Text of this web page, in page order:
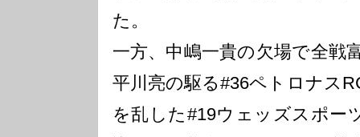
た。
一方、中嶋一貴の欠場で全戦
平川亮の駆る#36ペトロナス
を乱した#19ウェッズスポー